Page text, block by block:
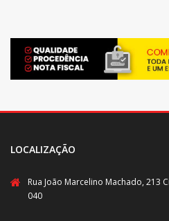
LOCALIZAÇÃO
Rua João Marcelino Machado, 213
040